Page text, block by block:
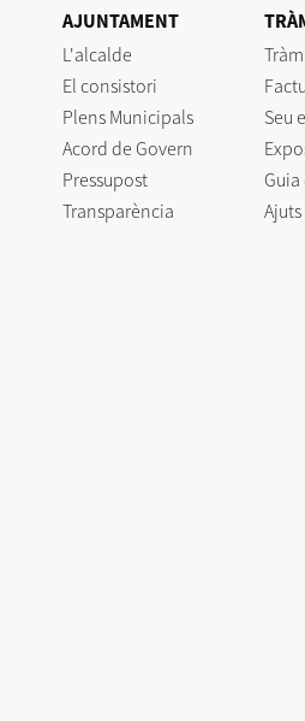
AJUNTAMENT
L'alcalde
El consistori
Plens Municipals
Acord de Govern
Pressupost
Transparència
Seu